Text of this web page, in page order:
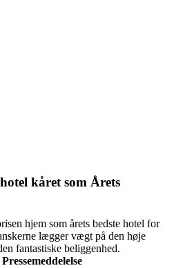
kåret som Årets
hjem som årets bedste hotel for
lægger vægt på den høje
fantastiske beliggenhed.
Pressemeddelelse